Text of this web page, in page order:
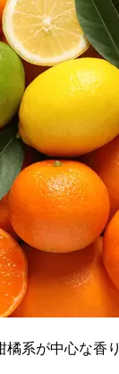
橘系が中心な香り